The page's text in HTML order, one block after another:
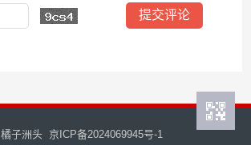
橘子洲头 京ICP备2024069945号-1